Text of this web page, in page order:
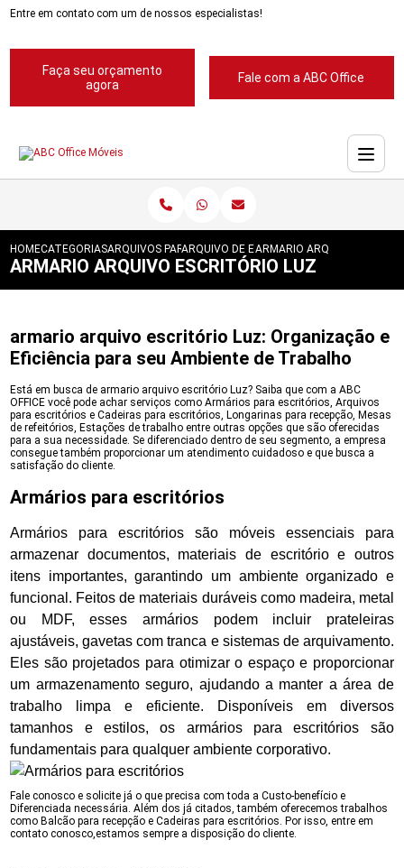
Entre em contato com um de nossos especialistas!
Faça seu orçamento
agora
Fale com a ABC Office
HOMECATEGORIASARQUIVOS PARA ESCRITORIOS
ARQUIVO DE ESCRITORIOS
ARMARIO ARQUIVO
ARMARIO ARQUIVO ESCRITÓRIO LUZ
armario arquivo escritório Luz: Organização e
Eficiência para seu Ambiente de Trabalho
Está em busca de armario arquivo escritório Luz? Saiba que com a ABC
OFFICE você pode achar serviços como Armários para escritórios, Arquivos
para escritórios e Cadeiras para escritórios, Longarinas para recepção, Mesas
de refeitórios, Estações de trabalho entre outras opções que são oferecidas
para a sua necessidade. Se diferenciado dentro de seu segmento, a empresa
consegue também proporcionar um atendimento cuidadoso e que busca a
satisfação do cliente.
Armários para escritórios
Armários para escritórios são móveis essenciais para
armazenar documentos, materiais de escritório e outros
itens importantes, garantindo um ambiente organizado e
funcional. Feitos de materiais duráveis como madeira, metal
ou MDF, esses armários podem incluir prateleiras
ajustáveis, gavetas com tranca e sistemas de arquivamento.
Eles são projetados para otimizar o espaço e proporcionar
um armazenamento seguro, ajudando a manter a área de
trabalho limpa e eficiente. Disponíveis em diversos
tamanhos e estilos, os armários para escritórios são
fundamentais para qualquer ambiente corporativo.
Fale conosco e solicite já o que precisa com toda a Custo-benefício e
Diferenciada necessária. Além dos já citados, também oferecemos trabalhos
como Balcão para recepção e Cadeiras para escritórios. Por isso, entre em
contato conosco,estamos sempre a disposição do cliente.